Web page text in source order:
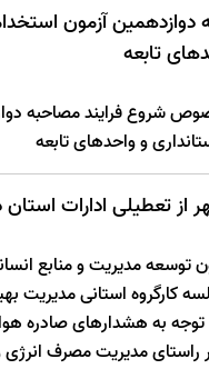
دوازدهمین آزمون
تابعه
شروع فرایند مصاحبه
و واحدهای تابعه
از تعطیلی ادارات
توسعه مدیریت و منابع
با توجه به هشدارهای
راستای مدیریت مصرف